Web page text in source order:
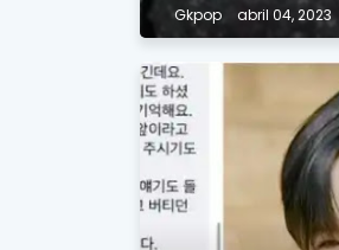
Gkpop abril 04, 2023